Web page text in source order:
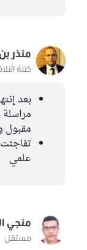
منذر
كتلة
بعد
مقبول
علمي
منجي
مستقل